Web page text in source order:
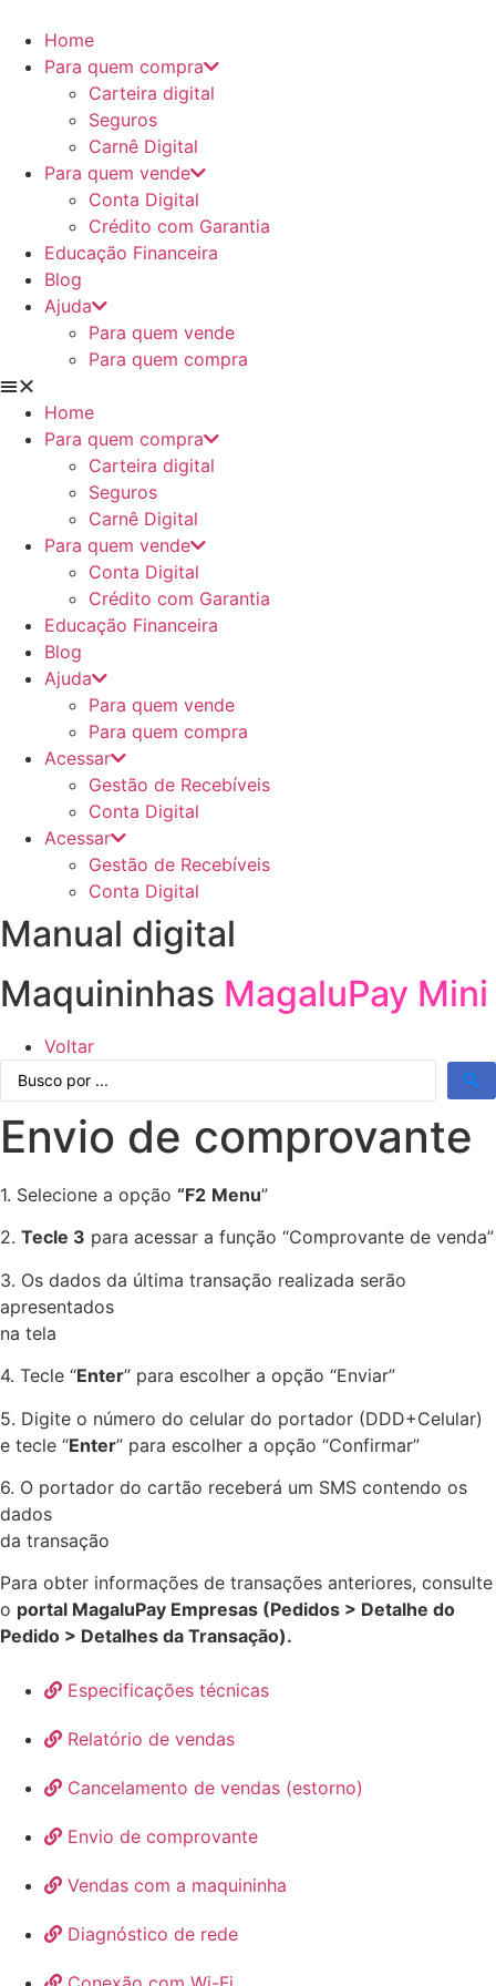
para
conteúdo
Home
Para quem compra
Carteira digital
Seguros
Carnê Digital
Para quem vende
Conta Digital
Crédito com Garantia
Educação Financeira
Blog
Ajuda
Para quem vende
Para quem compra
Home
Para quem compra
Carteira digital
Seguros
Carnê Digital
Para quem vende
Conta Digital
Crédito com Garantia
Educação Financeira
Blog
Ajuda
Para quem vende
Para quem compra
Acessar
Gestão de Recebíveis
Conta Digital
Acessar
Gestão de Recebíveis
Conta Digital
Manual digital
Maquininhas MagaluPay Mini
Voltar
Pesquisar
Envio de comprovante
1. Selecione a opção “F2 Menu”
2. Tecle 3 para acessar a função “Comprovante de venda”
3. Os dados da última transação realizada serão
apresentados
na tela
4. Tecle “Enter” para escolher a opção “Enviar”
5. Digite o número do celular do portador (DDD+Celular)
e tecle “Enter” para escolher a opção “Confirmar”
6. O portador do cartão receberá um SMS contendo os
dados
da transação
Para obter informações de transações anteriores, consulte
o portal MagaluPay Empresas (Pedidos > Detalhe do
Pedido > Detalhes da Transação).
Especificações técnicas
Relatório de vendas
Cancelamento de vendas (estorno)
Envio de comprovante
Vendas com a maquininha
Diagnóstico de rede